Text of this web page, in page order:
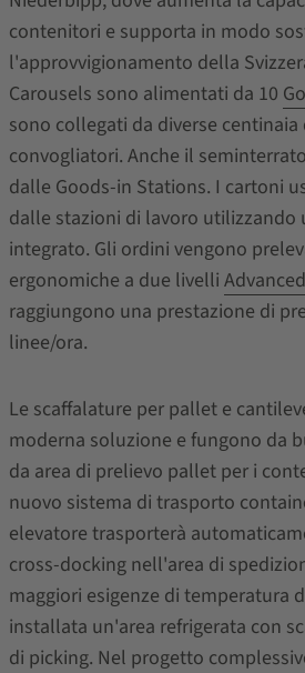
contenitori e supporta in modo
l'approvvigionamento della
Carousels sono alimentati da 10
sono collegati da diverse
convogliatori. Anche il
dalle Goods-in Stations. I cartoni
dalle stazioni di lavoro utilizzando
integrato. Gli ordini vengono
ergonomiche a due livelli
raggiungono una prestazione di
linee/ora.
Le scaffalature per pallet e
moderna soluzione e fungono da
da area di prelievo pallet per i
nuovo sistema di trasporto
elevatore trasporterà
cross-docking nell'area di
maggiori esigenze di temperatura
installata un'area refrigerata con
di picking. Nel progetto